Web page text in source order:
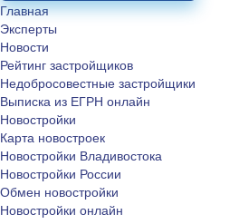
Главная
Эксперты
Новости
Рейтинг застройщиков
Недобросовестные застройщики
Выписка из ЕГРН онлайн
Новостройки
Карта новостроек
Новостройки Владивостока
Новостройки России
Обмен новостройки
Новостройки онлайн